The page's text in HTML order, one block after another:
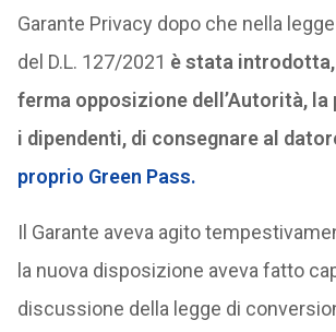
Garante Privacy dopo che nella
del D.L. 127/2021 è stata
ferma opposizione dell’Autorità,
i dipendenti, di consegnare al
proprio Green Pass.
Il Garante aveva agito
la nuova disposizione aveva fatto
discussione della legge di